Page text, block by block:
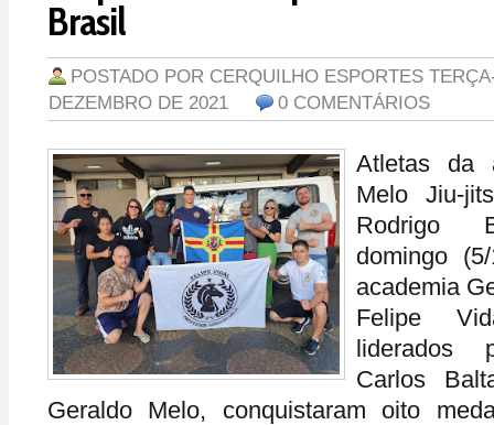
Brasil
POSTADO POR CERQUILHO ESPORTES
DEZEMBRO DE 2021
0 COMENTÁRIOS
Atletas da
Melo Jiu-
Rodrigo
domingo
academia
Felipe
liderados
Carlos
Geraldo Melo, conquistaram oito